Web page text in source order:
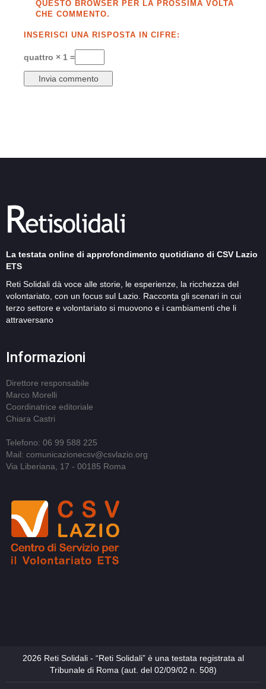
QUESTO BROWSER PER LA PROSSIMA VOLTA
CHE COMMENTO.
INSERISCI UNA RISPOSTA IN CIFRE:
quattro × 1 =
La testata online di approfondimento quotidiano di CSV Lazio
ETS
Reti Solidali dà voce alle storie, le esperienze, la ricchezza del
volontariato, con un focus sul Lazio. Racconta gli scenari in cui
terzo settore e volontariato si muovono e i cambiamenti che li
attraversano
Informazioni
Direttore responsabile
Marco Morelli
Coordinatrice editoriale
Chiara Castri
Telefono: 06 99 588 225
Mail: comunicazionecsv@csvlazio.org
Via Liberiana, 17 - 00185 Roma
2026 Reti Solidali - “Reti Solidali” è una testata registrata al
Tribunale di Roma (aut. del 02/09/02 n. 508)